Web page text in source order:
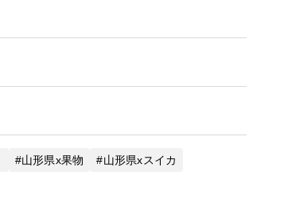
山形県x果物
山形県xスイカ